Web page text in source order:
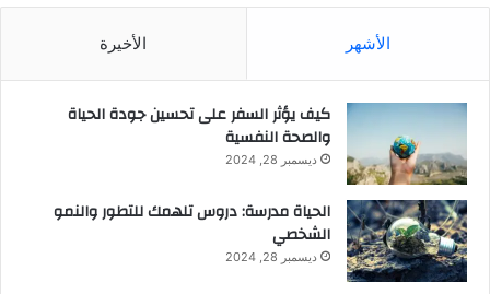
الأشهر الأخيرة
كيف يؤثر السفر على تحسين جودة الحياة
والصحة النفسية
ديسمبر 28, 2024
الحياة مدرسة: دروس تلهمك للتطور والنمو
الشخصي
ديسمبر 28, 2024